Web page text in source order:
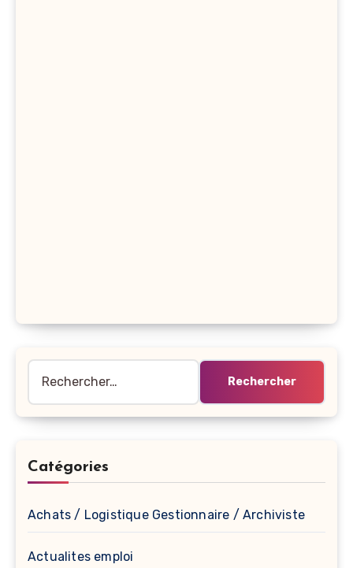
Catégories
Achats / Logistique Gestionnaire / Archiviste
Actualites emploi